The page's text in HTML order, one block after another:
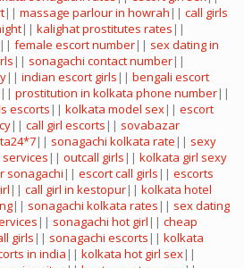
|| massage parlour in howrah || call girls
|| kalighat prostitutes rates ||
|| female escort number|| sex dating in
|| sonagachi contact number||
|| indian escort girls || bengali escort
|| prostitution in kolkata phone number||
escorts || kolkata model sex|| escort
|| call girl escorts || sovabazar
|| sonagachi kolkata rate || sexy
|| outcall girls || kolkata girl sexy
sonagachi || escort call girls || escorts
|| call girl in kestopur|| kolkata hotel
|| sonagachi kolkata rates || sex dating
|| sonagachi hot girl || cheap
girls || sonagachi escorts || kolkata
in india || kolkata hot girl sex||